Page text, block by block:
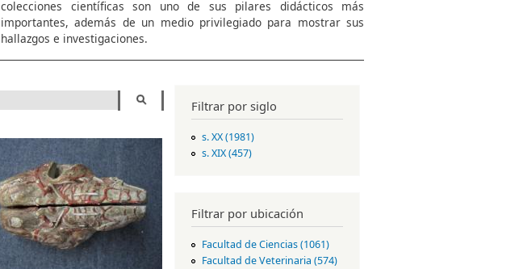
colecciones científicas son uno de sus pilares didácticos más
importantes, además de un medio privilegiado para mostrar sus
hallazgos e investigaciones.
Buscar
Filtrar por siglo
s. XX (1981)Apply s. XX filter
s. XIX (457)Apply s. XIX filter
Filtrar por ubicación
Facultad de Ciencias (1061)Apply
Faculta
Facultad de Veterinaria (574)Apply